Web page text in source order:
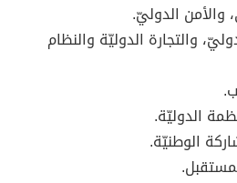
والأمن الدوليّ.
والتجارة الدوليّة والنظام
الدوليّة.
الوطنيّة.